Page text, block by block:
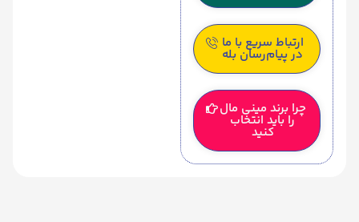
ارتباط سریع با ما
در پیام‌رسان بله
چرا برند مینی مال
را باید انتخاب
کنید